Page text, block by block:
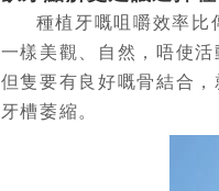
種植牙嘅咀嚼效率比
一樣美觀、自然，唔使
但隻要有良好嘅骨結合
牙槽萎縮。